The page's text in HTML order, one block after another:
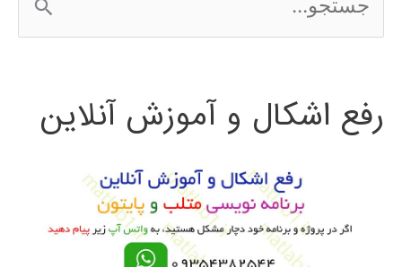
س
ج
رفع اشکال و آموزش آنلاین